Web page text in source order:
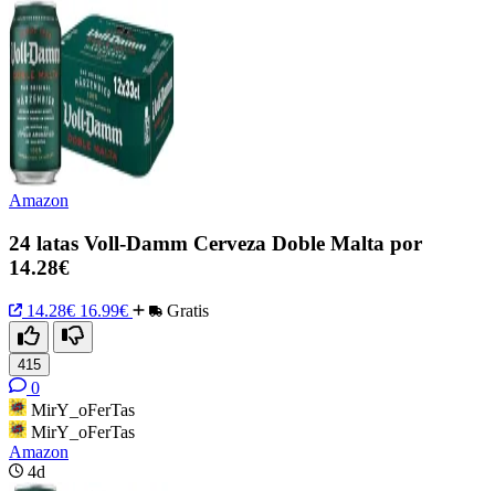
Amazon
24 latas Voll-Damm Cerveza Doble Malta por
14.28€
14.28€ 16.99€ Gratis
415
0
MirY_oFerTas
MirY_oFerTas
Amazon
4d